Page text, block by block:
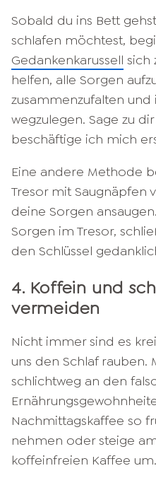
Sobald du ins Bett
schlafen möchtest,
Gedankenkarussell sich
helfen, alle Sorgen
zusammenzufalten und
wegzulegen. Sage zu
beschäftige ich mich
Eine andere Methode
Tresor mit Saugnäpfen
deine Sorgen
Sorgen im Tresor,
den Schlüssel
4. Koffein und
vermeiden
Nicht immer sind es
uns den Schlaf rauben.
schlichtweg an den
Nachmittagskaffee so
nehmen oder steige
koffeinfreien Kaffee um.